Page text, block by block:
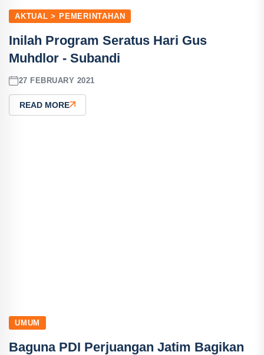
AKTUAL > PEMERINTAHAN
Inilah Program Seratus Hari Gus
Muhdlor - Subandi
27 FEBRUARY 2021
READ MORE
UMUM
Baguna PDI Perjuangan Jatim Bagikan